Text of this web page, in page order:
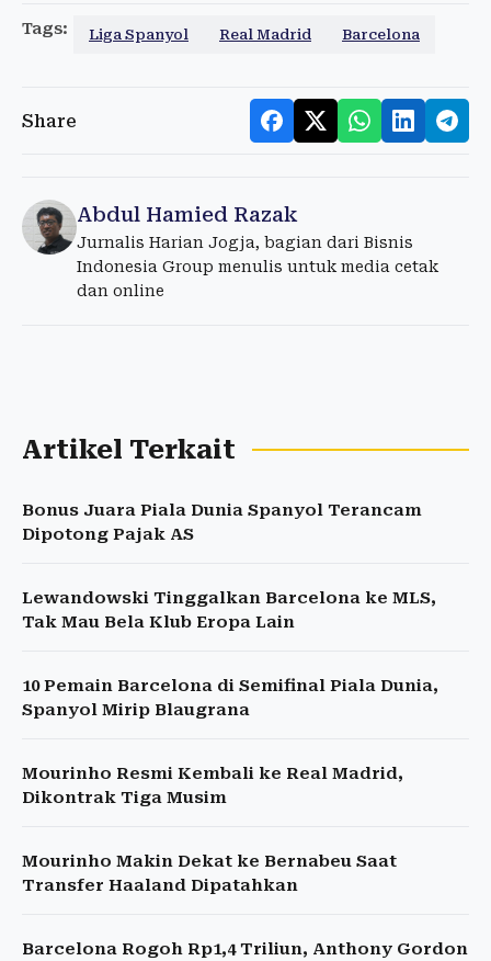
Tags: Liga Spanyol Real Madrid Barcelona
Share
Abdul Hamied Razak
Jurnalis Harian Jogja, bagian dari Bisnis
Indonesia Group menulis untuk media cetak
dan online
Artikel Terkait
Bonus Juara Piala Dunia Spanyol Terancam
Dipotong Pajak AS
Lewandowski Tinggalkan Barcelona ke MLS,
Tak Mau Bela Klub Eropa Lain
10 Pemain Barcelona di Semifinal Piala Dunia,
Spanyol Mirip Blaugrana
Mourinho Resmi Kembali ke Real Madrid,
Dikontrak Tiga Musim
Mourinho Makin Dekat ke Bernabeu Saat
Transfer Haaland Dipatahkan
Barcelona Rogoh Rp1,4 Triliun, Anthony Gordon